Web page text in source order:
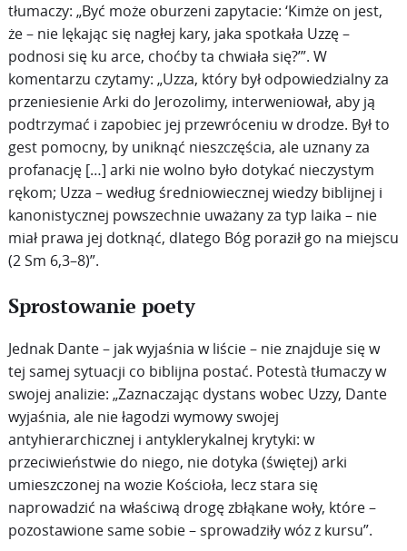
tłumaczy: „Być może oburzeni zapytacie: ‘Kimże on jest,
że – nie lękając się nagłej kary, jaka spotkała Uzzę –
podnosi się ku arce, choćby ta chwiała się?’”. W
komentarzu czytamy: „Uzza, który był odpowiedzialny za
przeniesienie Arki do Jerozolimy, interweniował, aby ją
podtrzymać i zapobiec jej przewróceniu w drodze. Był to
gest pomocny, by uniknąć nieszczęścia, ale uznany za
profanację […] arki nie wolno było dotykać nieczystym
rękom; Uzza – według średniowiecznej wiedzy biblijnej i
kanonistycznej powszechnie uważany za typ laika – nie
miał prawa jej dotknąć, dlatego Bóg poraził go na miejscu
(2 Sm 6,3–8)”.
Sprostowanie poety
Jednak Dante – jak wyjaśnia w liście – nie znajduje się w
tej samej sytuacji co biblijna postać. Potestà tłumaczy w
swojej analizie: „Zaznaczając dystans wobec Uzzy, Dante
wyjaśnia, ale nie łagodzi wymowy swojej
antyhierarchicznej i antyklerykalnej krytyki: w
przeciwieństwie do niego, nie dotyka (świętej) arki
umieszczonej na wozie Kościoła, lecz stara się
naprowadzić na właściwą drogę zbłąkane woły, które –
pozostawione same sobie – sprowadziły wóz z kursu”.